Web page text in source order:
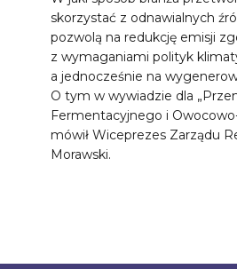
skorzystać z odnawialnych
pozwolą na redukcję emisji
z wymaganiami polityk
a jednocześnie na
O tym w wywiadzie dla
Fermentacyjnego i
mówił Wiceprezes Zarządu
Morawski.